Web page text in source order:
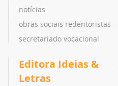
notícias
obras sociais redentoristas
secretariado vocacional
Editora Ideias &
Letras